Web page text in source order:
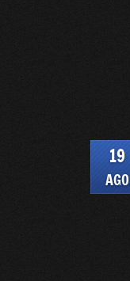
19
AGO